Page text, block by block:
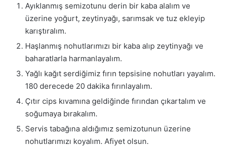
Ayıklanmış semizotunu derin bir kaba alalım ve
üzerine yoğurt, zeytinyağı, sarımsak ve tuz ekleyip
karıştıralım.
Haşlanmış nohutlarımızı bir kaba alıp zeytinyağı ve
baharatlarla harmanlayalım.
Yağlı kağıt serdiğimiz fırın tepsisine nohutları yayalım.
180 derecede 20 dakika fırınlayalım.
Çıtır cips kıvamına geldiğinde fırından çıkartalım ve
soğumaya bırakalım.
Servis tabağına aldığımız semizotunun üzerine
nohutlarımızı koyalım. Afiyet olsun.